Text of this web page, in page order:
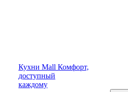
Кухни Mall Комфорт,
доступный
каждому